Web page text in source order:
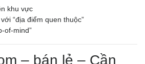
khu vực
“địa điểm quen thuộc”
of-mind”
– bán lẻ – Cần